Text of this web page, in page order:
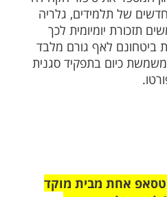
הקהילה היהודית
וחלמה כל חייה
של הספרדים פה, אני
הנשמעים".